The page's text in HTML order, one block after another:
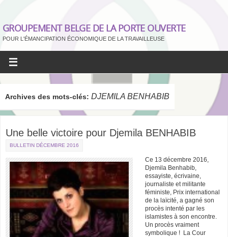
GROUPEMENT BELGE DE LA PORTE OUVERTE
POUR L'ÉMANCIPATION ÉCONOMIQUE DE LA TRAVAILLEUSE
Archives des mots-clés: DJEMILA BENHABIB
Une belle victoire pour Djemila BENHABIB
BULLETIN DÉCEMBRE 2016
Ce 13 décembre 2016,
Djemila Benhabib,
essayiste, écrivaine,
journaliste et militante
féministe, Prix international
de la laïcité, a gagné son
procès intenté par les
islamistes à son encontre.
Un procès vraiment
symbolique ! La Cour